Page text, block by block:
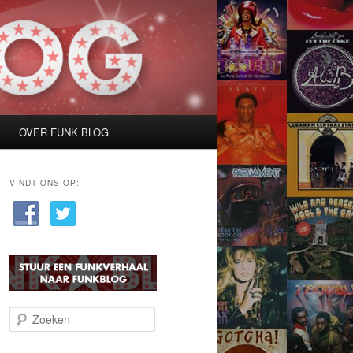
OVER FUNK BLOG
VINDT ONS OP:
o